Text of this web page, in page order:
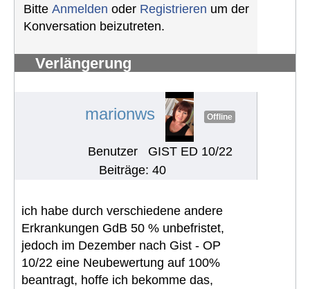
Bitte Anmelden oder Registrieren um der
Konversation beizutreten.
Verlängerung
marionws Offline
Benutzer
GIST ED 10/22
Beiträge: 40
ich habe durch verschiedene andere
Erkrankungen GdB 50 % unbefristet,
jedoch im Dezember nach Gist - OP
10/22 eine Neubewertung auf 100%
beantragt, hoffe ich bekomme das,